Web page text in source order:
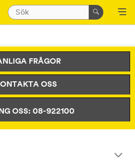
FRÅGOR
OSS
OSS: 08-922100